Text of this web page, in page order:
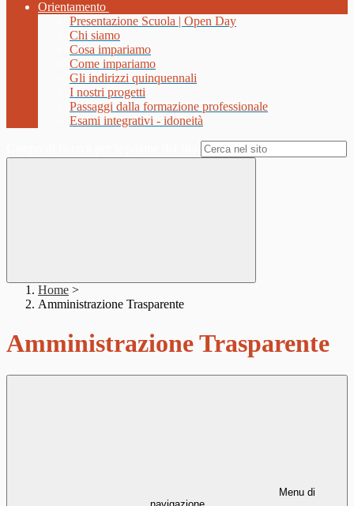
Orientamento
Presentazione Scuola | Open Day
Chi siamo
Cosa impariamo
Come impariamo
Gli indirizzi quinquennali
I nostri progetti
Passaggi dalla formazione professionale
Esami integrativi - idoneità
Home >
Amministrazione Trasparente
Amministrazione Trasparente
Menu di